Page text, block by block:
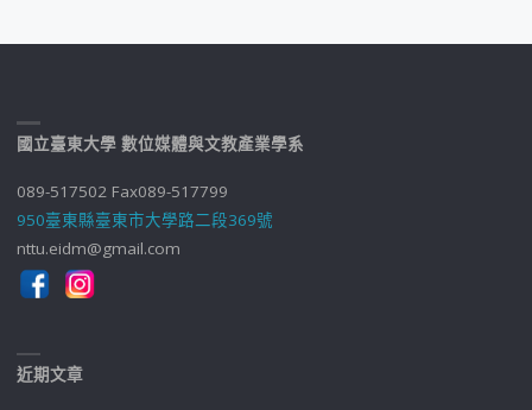
國立臺東大學 數位媒體與文教產業學系
089-517502 Fax089-517799
950臺東縣臺東市大學路二段369號
nttu.eidm@gmail.com
近期文章